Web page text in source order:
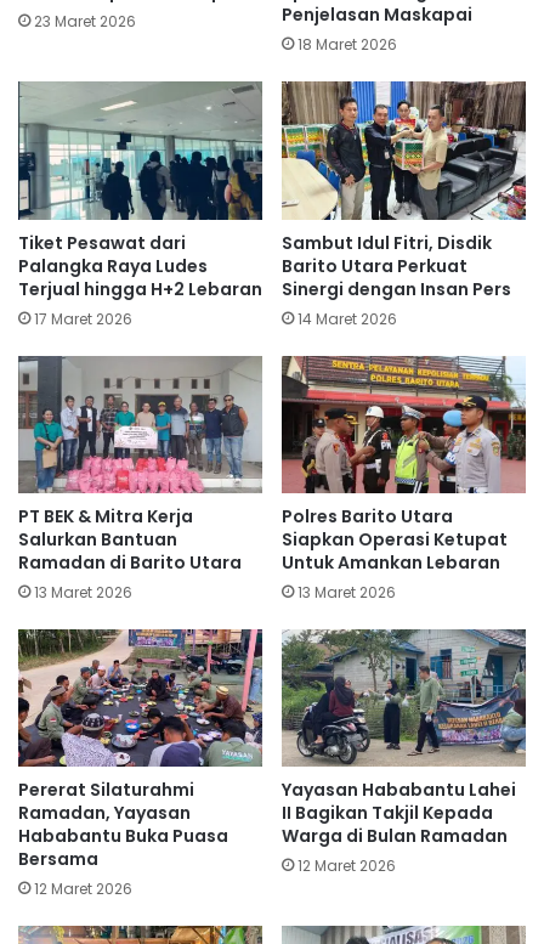
23 Maret 2026
Penjelasan Maskapai
18 Maret 2026
Tiket Pesawat dari
Palangka Raya Ludes
Terjual hingga H+2 Lebaran
17 Maret 2026
Sambut Idul Fitri, Disdik
Barito Utara Perkuat
Sinergi dengan Insan Pers
14 Maret 2026
PT BEK & Mitra Kerja
Salurkan Bantuan
Ramadan di Barito Utara
13 Maret 2026
Polres Barito Utara
Siapkan Operasi Ketupat
Untuk Amankan Lebaran
13 Maret 2026
Pererat Silaturahmi
Ramadan, Yayasan
Hababantu Buka Puasa
Bersama
12 Maret 2026
Yayasan Hababantu Lahei
II Bagikan Takjil Kepada
Warga di Bulan Ramadan
12 Maret 2026